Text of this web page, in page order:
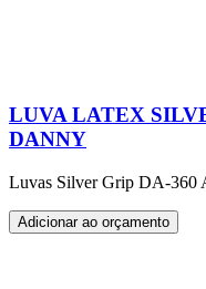
LUVA LATEX
DANNY
Luvas Silver Grip DA-360
Adicionar ao orçamento